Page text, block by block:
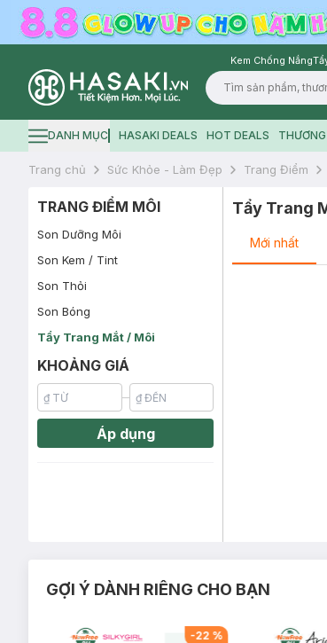
Kem Chống Nắng
Logo
Hamburger icon
DANH MỤC HASAKI DEALS HOT DEALS
Trang chủ Sức Khỏe - Làm Đẹp Trang Điểm
TRANG ĐIỂM MÔI
Son Dưỡng Môi
Son Kem / Tint
Son Thỏi
Son Bóng
Tẩy Trang Mắt / Môi
KHOẢNG GIÁ
Áp dụng
Tẩy Trang
Mới nhất
GỢI Ý DÀNH RIÊNG CHO BẠN
-22 %